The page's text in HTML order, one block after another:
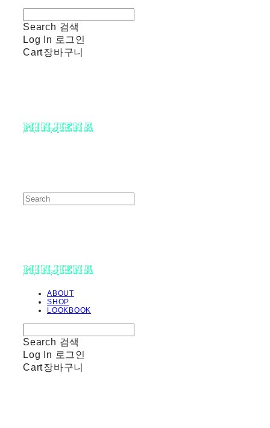
Search 검색
Log In 로그인
Cart장바구니
minjiena
minjiena
ABOUT
SHOP
LOOKBOOK
Search 검색
Log In 로그인
Cart장바구니